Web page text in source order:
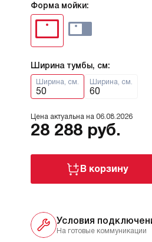
Форма мойки:
Ширина тумбы, см:
Ширина, см.
50
Ширина, см.
60
Цена актуальна на 06.08.2026
28 288 руб.
В корзину
Условия
На готовые коммуникации